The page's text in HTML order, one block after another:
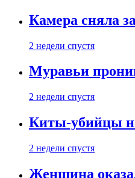
Камера сняла
2 недели спустя
Муравьи
2 недели спустя
Киты-убийцы
2 недели спустя
Женщина